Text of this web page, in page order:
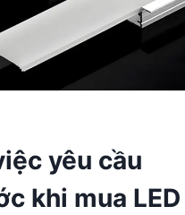
yêu cầu
khi mua LED